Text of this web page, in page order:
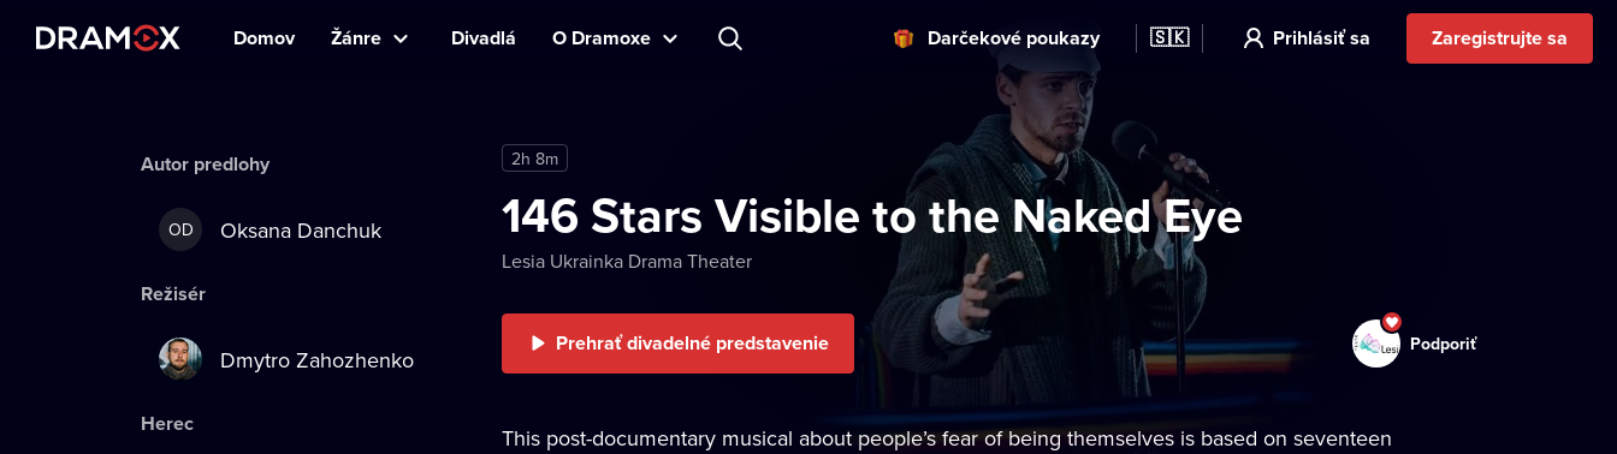
Domov Žánre Divadlá O Dramoxe Darčekové poukazy 🇸🇰 Prihlásiť sa Zaregistrujte sa
2h 8m
146 Stars Visible to the Naked Eye
Lesia Ukrainka Drama Theater
Prehrať divadelné predstavenie Podporiť
This post-documentary musical about people’s fear of being themselves is based on seventeen
Autor predlohy
OD Oksana Danchuk
Režisér
Dmytro Zahozhenko
Herec